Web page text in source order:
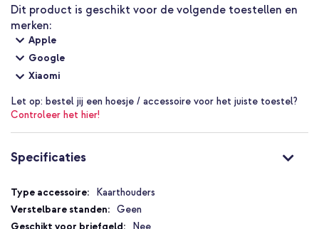
Combineer met de Sabi collectie
De Selencia Sabi Kaarthouder is onderdeel van de stijlvolle Sabi
collectie, geïnspireerd op de Zuid-Afrikaanse Sabi Sands.
Combineer deze kaarthouder met bijpassende accessoires zoals
complete, trendy look met dezelfde kenmerkende panterprint.
MagSafe.
Dit product is geschikt voor de volgende toestellen en
merken:
Apple
Google
Xiaomi
Let op: bestel jij een hoesje / accessoire voor het juiste toestel?
Controleer het hier!
Specificaties
Specificaties
Kaarthouders
Geen
Nee